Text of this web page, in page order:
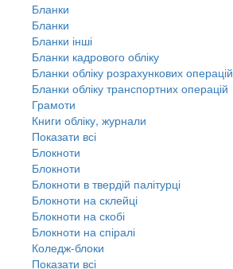
Бланки
Бланки
Бланки інші
Бланки кадрового обліку
Бланки обліку розрахункових операцій
Бланки обліку транспортних операцій
Грамоти
Книги обліку, журнали
Показати всі
Блокноти
Блокноти
Блокноти в твердій палітурці
Блокноти на склейці
Блокноти на скобі
Блокноти на спіралі
Коледж-блоки
Показати всі